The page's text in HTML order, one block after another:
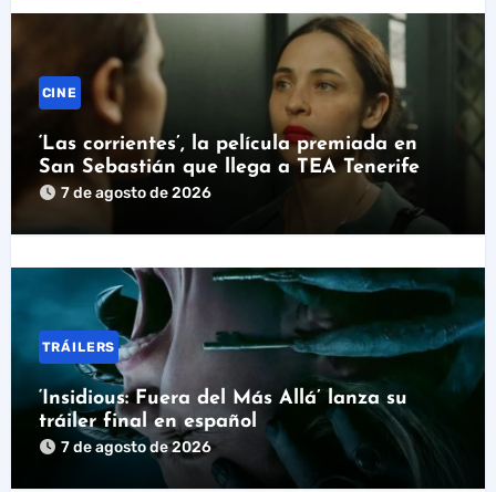
CINE
‘Las corrientes’, la película premiada en
San Sebastián que llega a TEA Tenerife
7 de agosto de 2026
TRÁILERS
‘Insidious: Fuera del Más Allá’ lanza su
tráiler final en español
7 de agosto de 2026